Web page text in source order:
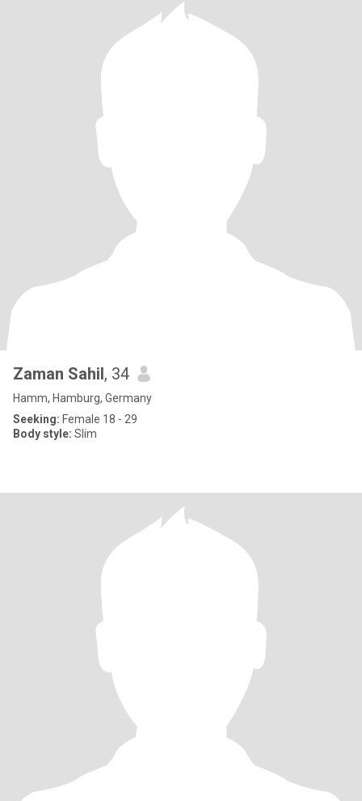
Zaman Sahil, 34
Hamm, Hamburg, Germany
Seeking: Female 18 - 29
Body style: Slim